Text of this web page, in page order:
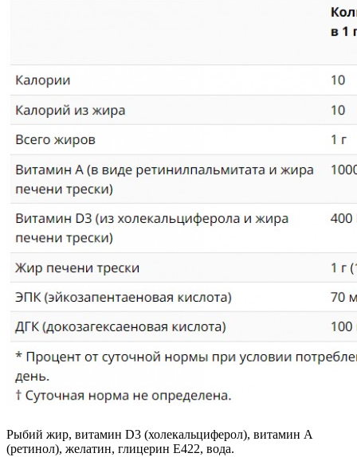
Рыбий жир, витамин D3 (холекальциферол), витамин А
(ретинол), желатин, глицерин Е422, вода.